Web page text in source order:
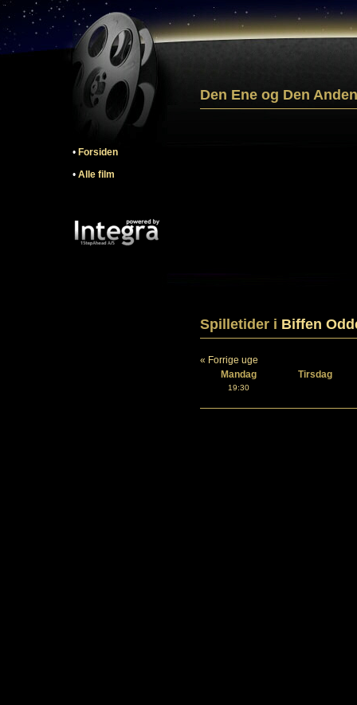
• Forsiden
• Alle film
Den Ene og Den
Spilletider i Biffen
« Forrige uge
Mandag
Tirsdag
19:30